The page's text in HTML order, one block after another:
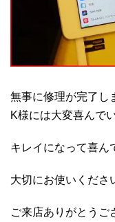
無事に修理が完了し
K様には大変喜んで
キレイになって喜ん
大切にお使いくださ
ご来店ありがとうご